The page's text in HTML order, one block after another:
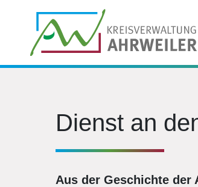
Dienst an
Aus der Geschichte der